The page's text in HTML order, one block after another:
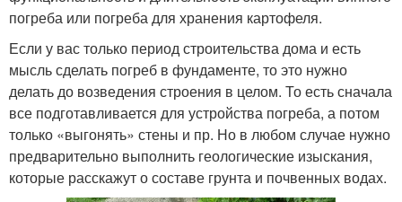
погреба или погреба для хранения картофеля.
Если у вас только период строительства дома и есть
мысль сделать погреб в фундаменте, то это нужно
делать до возведения строения в целом. То есть сначала
все подготавливается для устройства погреба, а потом
только «выгонять» стены и пр. Но в любом случае нужно
предварительно выполнить геологические изыскания,
которые расскажут о составе грунта и почвенных водах.